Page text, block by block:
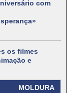
com
os filmes
e
MOLDURA